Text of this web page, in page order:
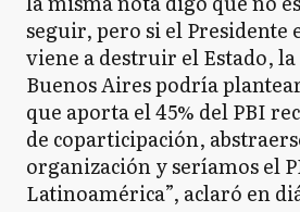
seguir, pero si el Presidente
viene a destruir el Estado,
Buenos Aires podría
que aporta el 45% del PBI
de coparticipación,
organización y seríamos el
Latinoamérica”, aclaró en